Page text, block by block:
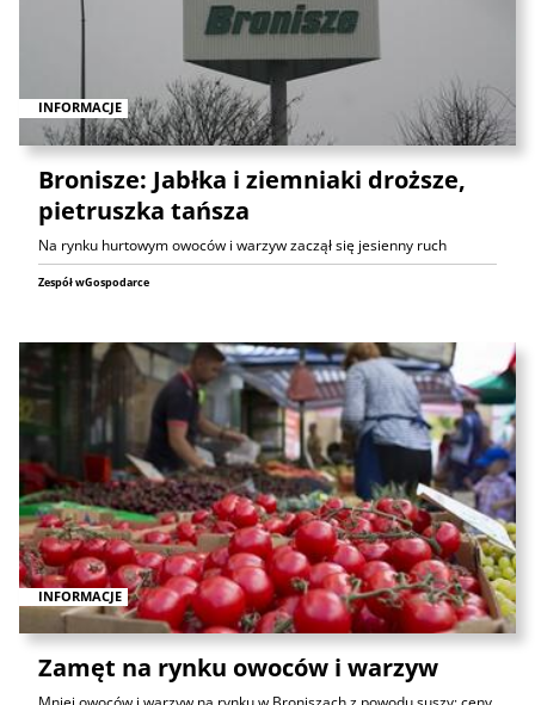
INFORMACJE
Bronisze: Jabłka i ziemniaki droższe,
pietruszka tańsza
Na rynku hurtowym owoców i warzyw zaczął się jesienny ruch
Zespół wGospodarce
INFORMACJE
Zamęt na rynku owoców i warzyw